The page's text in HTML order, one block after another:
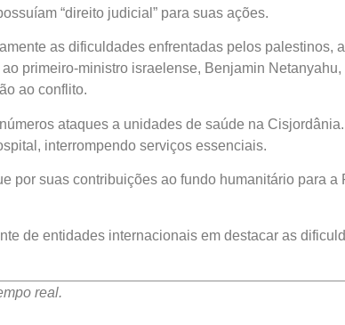
“direito judicial” para suas ações.
as dificuldades enfrentadas pelos palestinos,
primeiro-ministro israelense, Benjamin
ao conflito.
ataques a unidades de saúde na
interrompendo serviços essenciais.
por suas contribuições ao fundo humanitário para
de entidades internacionais em destacar as
real.